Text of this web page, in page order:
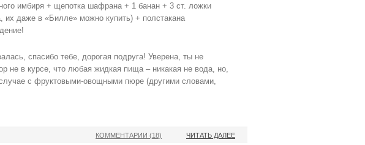
имбиря + щепотка шафрана + 1 банан + 3 ст. ложки
их даже в «Билле» можно купить) + полстакана
спасибо тебе, дорогая подруга! Уверена, ты не
не в курсе, что любая жидкая пища – никакая не вода, но,
с фруктовыми-овощными пюре (другими словами,
ЧИТАТЬ ДАЛЕЕ
КОММЕНТАРИИ (18)